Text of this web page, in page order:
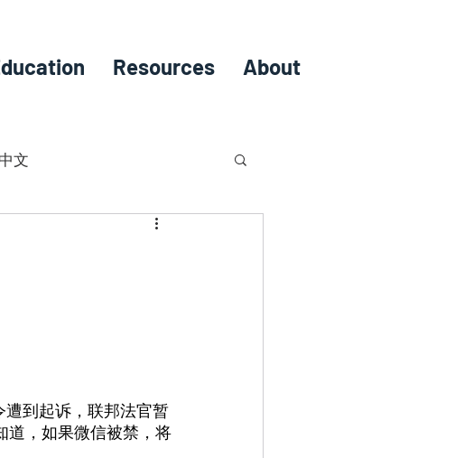
Resources About
文
到起诉，联邦法官暂
道，如果微信被禁，将